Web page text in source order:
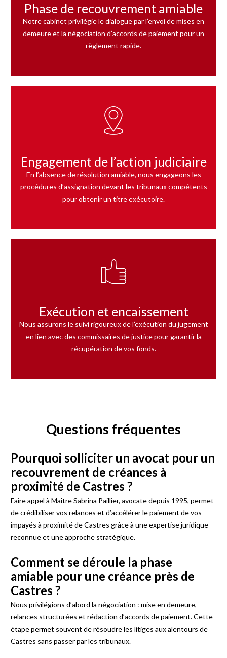
Phase de recouvrement amiable
Notre cabinet privilégie le dialogue par l’envoi de mises en
demeure et la négociation d’accords de paiement pour un
règlement rapide.
Engagement de l’action judiciaire
En l’absence de résolution amiable, nous engageons les
procédures d’assignation devant les tribunaux compétents
pour obtenir un titre exécutoire.
Exécution et encaissement
Nous assurons le suivi rigoureux de l’exécution du jugement
en lien avec des commissaires de justice pour garantir la
récupération de vos fonds.
Questions fréquentes
Pourquoi solliciter un avocat pour un
recouvrement de créances à
proximité de Castres ?
Faire appel à Maître Sabrina Paillier, avocate depuis 1995, permet
de crédibiliser vos relances et d’accélérer le paiement de vos
impayés à proximité de Castres grâce à une expertise juridique
reconnue et une approche stratégique.
Comment se déroule la phase
amiable pour une créance près de
Castres ?
Nous privilégions d’abord la négociation : mise en demeure,
relances structurées et rédaction d’accords de paiement. Cette
étape permet souvent de résoudre les litiges aux alentours de
Castres sans passer par les tribunaux.